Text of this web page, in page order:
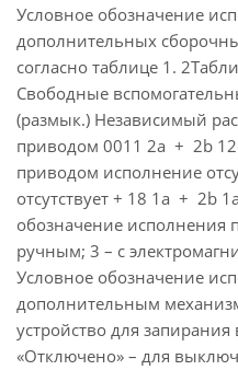
Условное обозначение
дополнительных
согласно таблице 1.
Свободные
(размык.) Независимый
приводом 0011 2a + 2b
приводом исполнение
отсутствует + 18 1a + 2b
обозначение исполнения
ручным; 3 – с
Условное обозначение
дополнительным
устройство для
«Отключено» – для